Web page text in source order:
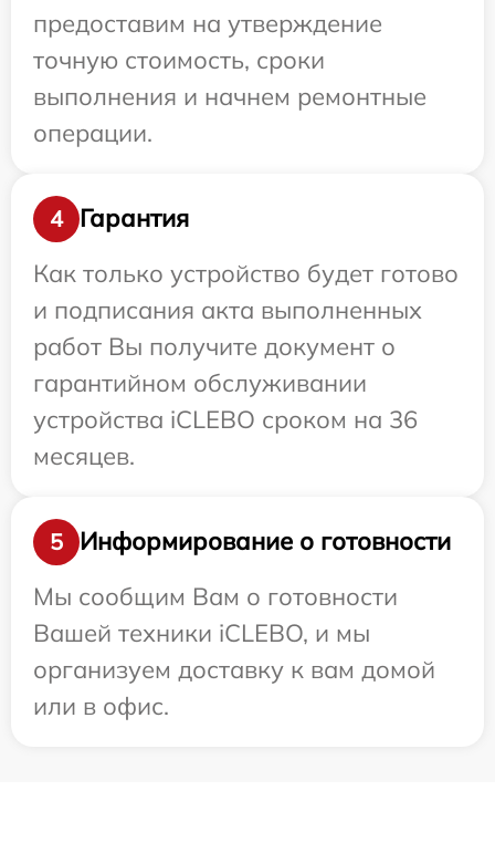
предоставим на утверждение
точную стоимость, сроки
выполнения и начнем ремонтные
операции.
4
Гарантия
Как только устройство будет готово
и подписания акта выполненных
работ Вы получите документ о
гарантийном обслуживании
устройства iCLEBO сроком на 36
месяцев.
5
Информирование о готовности
Мы сообщим Вам о готовности
Вашей техники iCLEBO, и мы
организуем доставку к вам домой
или в офис.